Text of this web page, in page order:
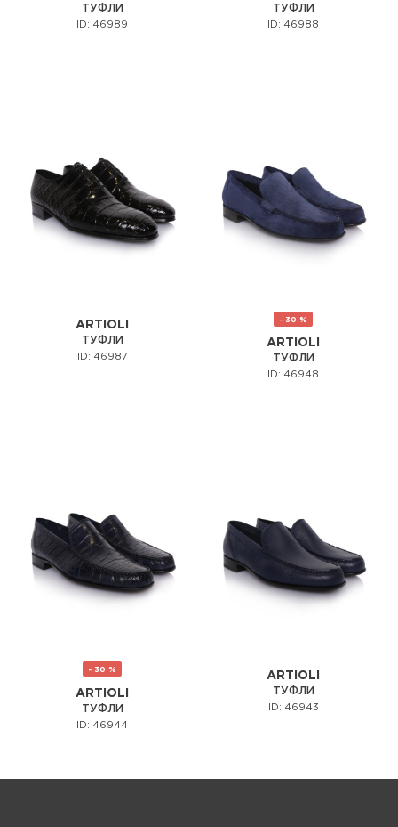
ТУФЛИ
ID: 46989
ТУФЛИ
ID: 46988
ARTIOLI
ТУФЛИ
ID: 46987
- 30 %
ARTIOLI
ТУФЛИ
ID: 46948
- 30 %
ARTIOLI
ТУФЛИ
ID: 46944
ARTIOLI
ТУФЛИ
ID: 46943